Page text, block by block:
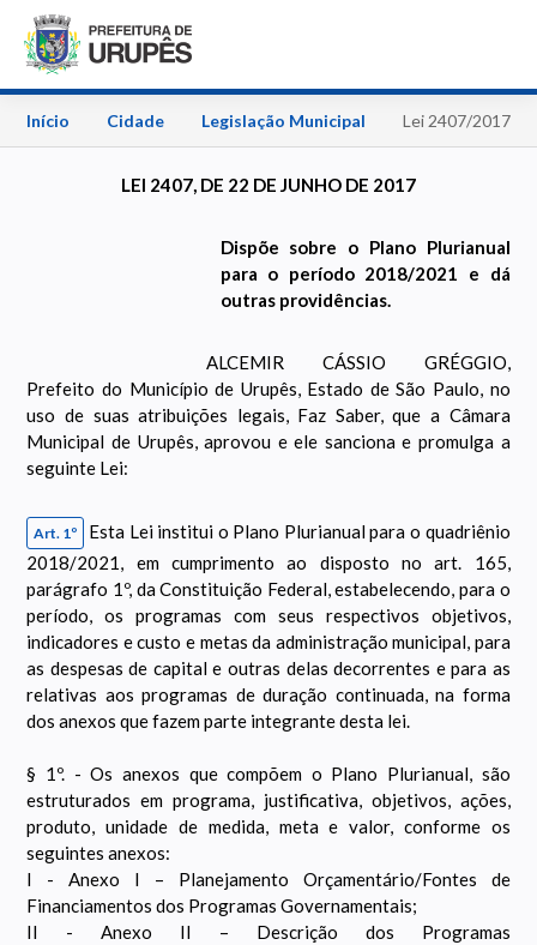
Início Cidade Legislação Municipal Lei 2407/2017
LEI 2407, DE 22 DE JUNHO DE 2017
Dispõe sobre o Plano Plurianual
para o período 2018/2021 e dá
outras providências.
ALCEMIR CÁSSIO GRÉGGIO,
Prefeito do Município de Urupês, Estado de São Paulo, no
uso de suas atribuições legais, Faz Saber, que a Câmara
Municipal de Urupês, aprovou e ele sanciona e promulga a
seguinte Lei:
Art. 1º
Esta Lei institui o Plano Plurianual para o quadriênio
2018/2021, em cumprimento ao disposto no art. 165,
parágrafo 1º, da Constituição Federal, estabelecendo, para o
período, os programas com seus respectivos objetivos,
indicadores e custo e metas da administração municipal, para
as despesas de capital e outras delas decorrentes e para as
relativas aos programas de duração continuada, na forma
dos anexos que fazem parte integrante desta lei.
§ 1º. - Os anexos que compõem o Plano Plurianual, são
estruturados em programa, justificativa, objetivos, ações,
produto, unidade de medida, meta e valor, conforme os
seguintes anexos:
I - Anexo I – Planejamento Orçamentário/Fontes de
Financiamentos dos Programas Governamentais;
II - Anexo II – Descrição dos Programas